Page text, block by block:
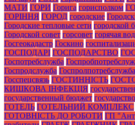
МАТИ ГОРИ Горига горисполком
ГОРІННЯ ГОРОД городские
Городские тепловые сети городской
Городской совет горсовет горячая
Госгеокадастр Госкино
ГОСПОДАРІ ГОСПОДАРСТВО
Госпотребслужба
Госпродслужба Госпролпотребслужба
Госспецсвязь ГОСТИННІСТЬ
КИШКОВА ІНФЕКЦІЯ
государственный бюджет государство
ГОТЕЛЬ ГОТЕЛЬНИЙ КОМПЛЕКС
ГОТОВНІСТЬ ДО РОБОТИ ГП